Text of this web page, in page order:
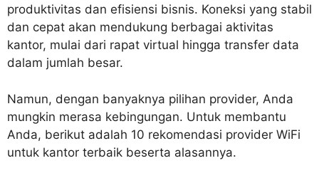
produktivitas dan efisiensi bisnis. Koneksi yang stabil
dan cepat akan mendukung berbagai aktivitas
kantor, mulai dari rapat virtual hingga transfer data
dalam jumlah besar.
Namun, dengan banyaknya pilihan provider, Anda
mungkin merasa kebingungan. Untuk membantu
Anda, berikut adalah 10 rekomendasi provider WiFi
untuk kantor terbaik beserta alasannya.